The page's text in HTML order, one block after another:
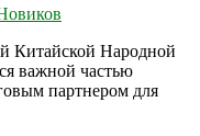
Китайской Народной
важной частью
партнером для